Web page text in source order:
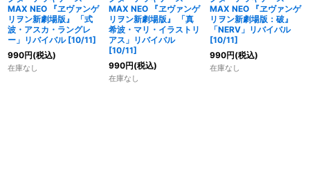
MAX NEO 『ヱヴァンゲ
リヲン新劇場版』 「式
波・アスカ・ラングレ
ー」リバイバル [10/11]
990円(税込)
在庫なし
MAX NEO 『ヱヴァンゲ
リヲン新劇場版』 「真
希波・マリ・イラストリ
アス」リバイバル
[10/11]
990円(税込)
在庫なし
MAX NEO 『ヱヴァンゲ
リヲン新劇場版：破』
「NERV」リバイバル
[10/11]
990円(税込)
在庫なし